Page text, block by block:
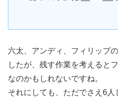
六太、アンディ、フィリップ
したが、残す作業を考えると
なのかもしれないですね。
それにしても、ただでさえ6